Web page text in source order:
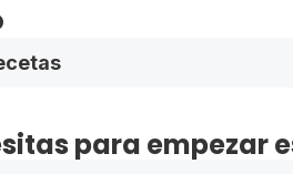
para empezar